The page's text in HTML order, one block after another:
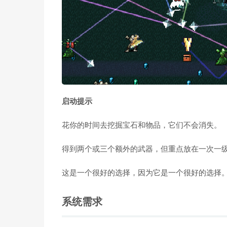
启动提示
花你的时间去挖掘宝石和物品，它们不会消失。
得到两个或三个额外的武器，但重点放在一次一
这是一个很好的选择，因为它是一个很好的选择
系统需求